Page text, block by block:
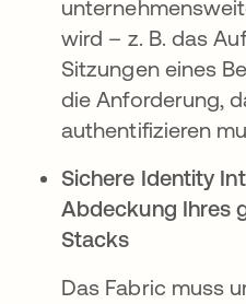
wird – z. B. das
Sitzungen eines
die Anforderung,
authentifizieren
Sichere Identity
Abdeckung Ihres
Stacks
Das Fabric muss